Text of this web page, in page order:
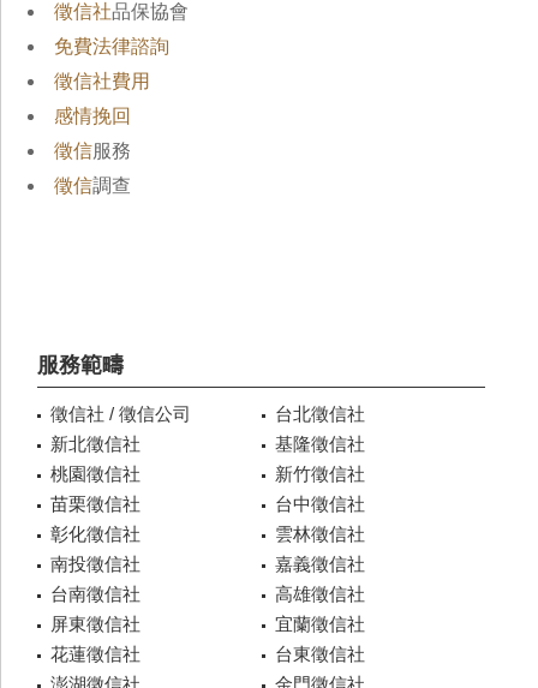
徵信社品保協會
免費法律諮詢
徵信社費用
感情挽回
徵信服務
徵信調查
服務範疇
徵信社 / 徵信公司
台北徵信社
新北徵信社
基隆徵信社
桃園徵信社
新竹徵信社
苗栗徵信社
台中徵信社
彰化徵信社
雲林徵信社
南投徵信社
嘉義徵信社
台南徵信社
高雄徵信社
屏東徵信社
宜蘭徵信社
花蓮徵信社
台東徵信社